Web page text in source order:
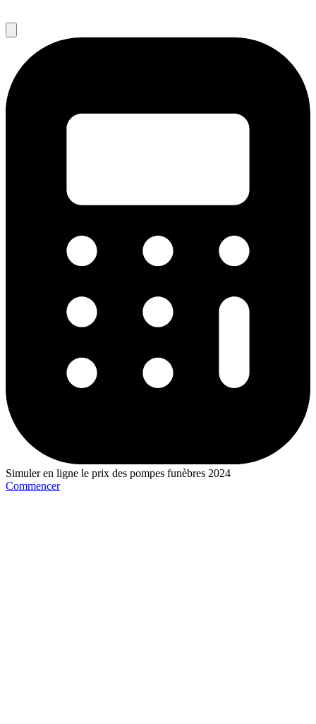
Simuler en ligne le prix des pompes funèbres 2024
Commencer